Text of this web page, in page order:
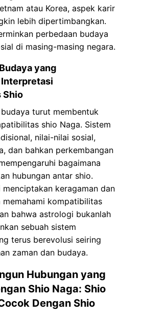
atau Korea, aspek karir
lebih dipertimbangkan.
perbedaan budaya
di masing-masing negara.
yang
Shio
turut membentuk
shio Naga. Sistem
nilai-nilai sosial,
dan bahkan perkembangan
bagaimana
hubungan antar shio.
keragaman dan
memahami kompatibilitas
bahwa astrologi bukanlah
sebuah sistem
terus berevolusi seiring
zaman dan budaya.
Hubungan yang
Shio Naga: Shio
Dengan Shio